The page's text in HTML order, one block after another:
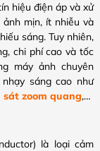
hiệu điện áp và xử
mịn, ít nhiễu và
sáng. Tuy nhiên,
chi phí cao và tốc
máy ảnh chuyên
sáng cao như
zoom quang,…
là loại cảm